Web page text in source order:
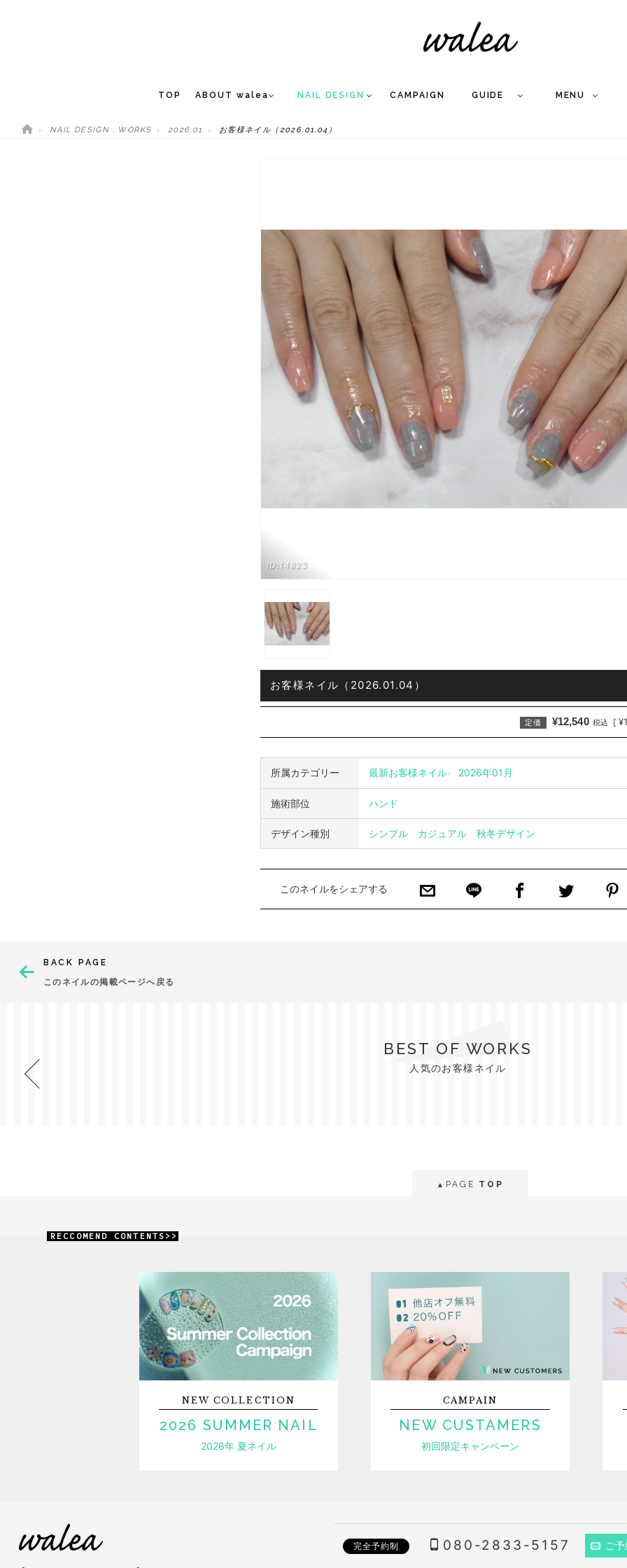
TOP ABOUT walea NAIL DESIGN CAMPAIGN GUIDE MENU
NAIL DESIGN : WORKS 2026.01 お客様ネイル（2026.01.04）
ID:14823
お客様ネイル（2026.01.04）
定価 ¥12,540 税込 [
所属カテゴリー 最新お客様ネイル 2026年01月
施術部位 ハンド
デザイン種別 シンプル カジュアル 秋冬デザイン
このネイルをシェアする
BACK PAGE
このネイルの掲載ページへ戻る
BEST OF WORKS
人気のお客様ネイル
▲ PAGE TOP
RECCOMEND CONTENTS>>
NEWCOLLECTION
2026 SUMMER NAIL
2026年 夏ネイル
CAMPAIN
NEW CUSTAMERS
初回限定キャンペーン
完全予約制 080-2833-5157 ご